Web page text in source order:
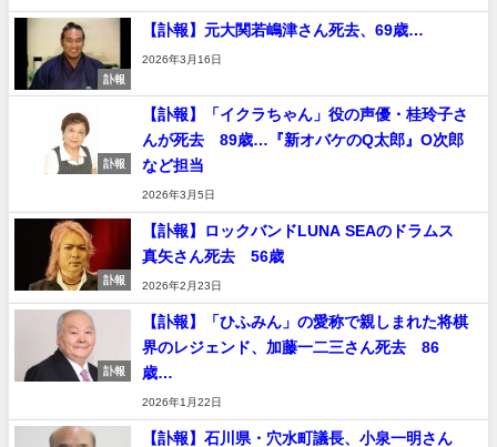
訃報
【訃報】元大関若嶋津さん死去、69歳…
2026年3月16日
訃報
【訃報】「イクラちゃん」役の声優・桂玲子さ
んが死去 89歳…『新オバケのQ太郎』O次郎
など担当
2026年3月5日
訃報
【訃報】ロックバンドLUNA SEAのドラムス
真矢さん死去 56歳
2026年2月23日
訃報
【訃報】「ひふみん」の愛称で親しまれた将棋
界のレジェンド、加藤一二三さん死去 86
歳…
2026年1月22日
【訃報】石川県・穴水町議長、小泉一明さん